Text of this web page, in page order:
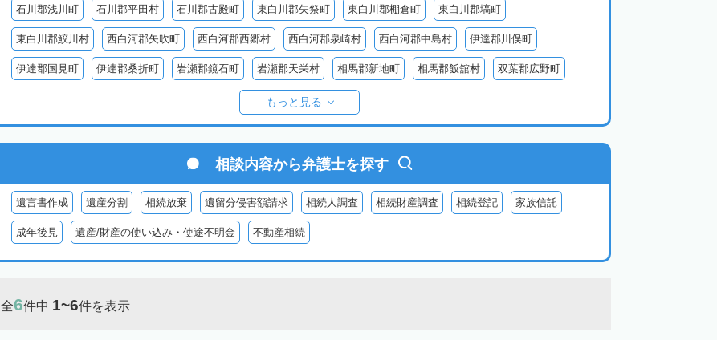
石川郡浅川町 石川郡平田村 石川郡古殿町 東白川郡矢祭町 東白川郡棚倉町 東白川郡塙町
東白川郡鮫川村 西白河郡矢吹町 西白河郡西郷村 西白河郡泉崎村 西白河郡中島村 伊達郡川俣町
伊達郡国見町 伊達郡桑折町 岩瀬郡鏡石町 岩瀬郡天栄村 相馬郡新地町 相馬郡飯舘村 双葉郡広野町
双葉郡浪江町
耶麻郡猪苗代町 耶麻郡磐梯町 耶麻郡西会津町 耶麻郡北塩原村 河沼郡会津坂下町 河沼郡柳津町
大沼郡金山町 大沼郡三島町 大沼郡昭和村
南会津郡下郷町 南会津郡只見町 南会津郡檜枝岐村
もっと見る
相談内容から弁護士を探す
遺言書作成 遺産分割 相続放棄 遺留分侵害額請求 相続人調査 相続財産調査 相続登記 家族信託
成年後見 遺産/財産の使い込み・使途不明金 不動産相続
全6件中 1~6件を表示